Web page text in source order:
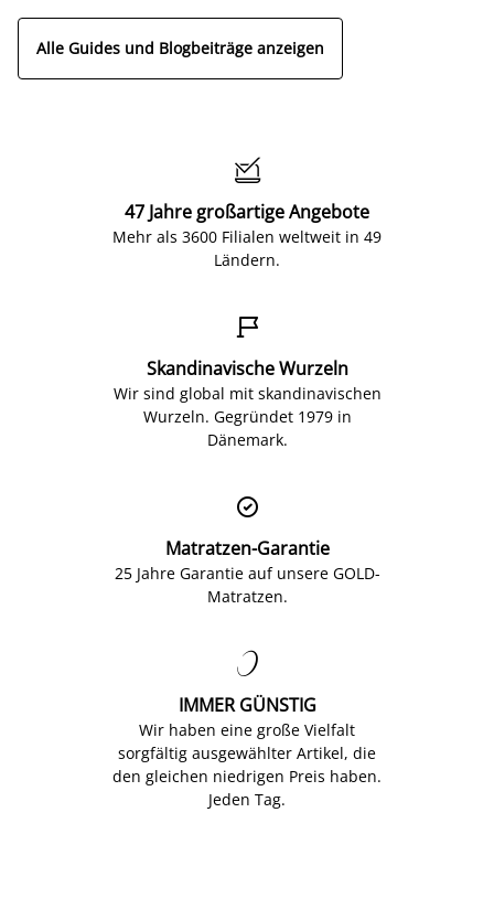
Alle Guides und Blogbeiträge anzeigen

47 Jahre großartige Angebote
Mehr als 3600 Filialen weltweit in 49
Ländern.

Skandinavische Wurzeln
Wir sind global mit skandinavischen
Wurzeln. Gegründet 1979 in
Dänemark.

Matratzen-Garantie
25 Jahre Garantie auf unsere GOLD-
Matratzen.

IMMER GÜNSTIG
Wir haben eine große Vielfalt
sorgfältig ausgewählter Artikel, die
den gleichen niedrigen Preis haben.
Jeden Tag.